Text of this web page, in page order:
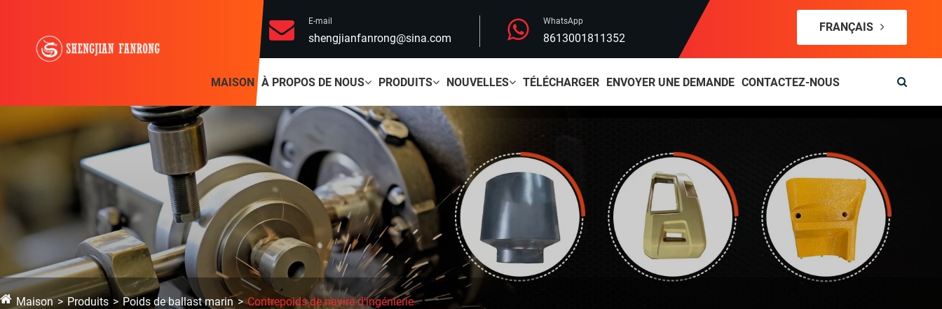
E-mail
shengjianfanrong@sina.com
WhatsApp
8613001811352
FRANÇAIS
MAISON À PROPOS DE NOUS PRODUITS NOUVELLES TÉLÉCHARGER ENVOYER UNE DEMANDE CONTACTEZ-NOUS
Maison Produits Poids de ballast marin Contrepoids de navire d'ingénierie